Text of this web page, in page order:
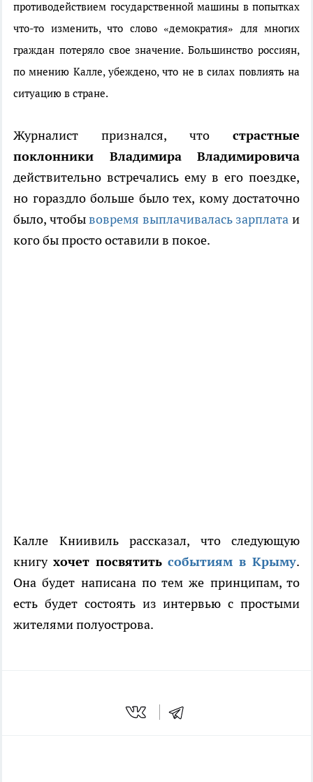
противодействием государственной машины в попытках
что-то изменить, что слово «демократия» для многих
граждан потеряло свое значение. Большинство россиян,
по мнению Калле, убеждено, что не в силах повлиять на
ситуацию в стране.
Журналист признался, что страстные
поклонники Владимира Владимировича
действительно встречались ему в его поездке,
но гораздло больше было тех, кому достаточно
было, чтобывовремя выплачивалась зарплата и
кого бы просто оставили в покое.
Калле Книивиль рассказал, что следующую
книгу хочет посвятитьсобытиям в Крыму.
Она будет написана по тем же принципам, то
есть будет состоять из интервью с простыми
жителями полуострова.